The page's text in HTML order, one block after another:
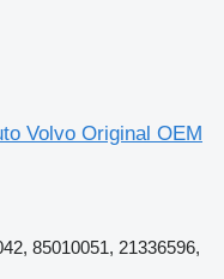
Volvo Original OEM
85010051, 21336596,